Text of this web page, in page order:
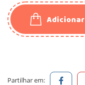
Adicionar
Partilhar em: